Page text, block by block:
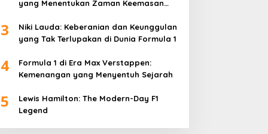
yang Menentukan Zaman Keemasan
3
Niki Lauda: Keberanian dan Keunggulan
yang Tak Terlupakan di Dunia Formula 1
4
Formula 1 di Era Max Verstappen:
Kemenangan yang Menyentuh Sejarah
5
Lewis Hamilton: The Modern-Day F1
Legend